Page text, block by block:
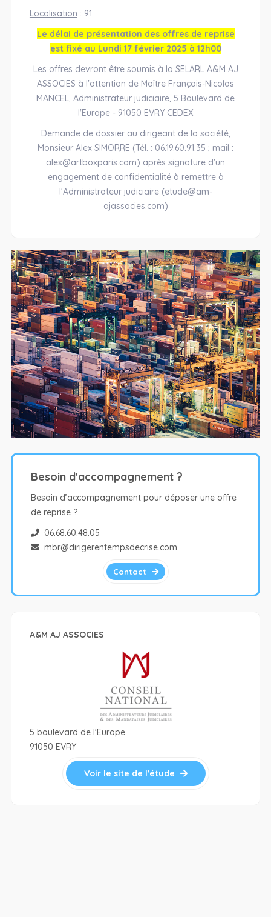
Localisation : 91
Le délai de présentation des offres de reprise
est fixé au Lundi 17 février 2025 à 12h00
Les offres devront être soumis à la SELARL A&M AJ
ASSOCIES à l'attention de Maître François-Nicolas
MANCEL, Administrateur judiciaire, 5 Boulevard de
l'Europe - 91050 EVRY CEDEX
Demande de dossier au dirigeant de la société,
Monsieur Alex SIMORRE (Tél. : 06.19.60.91.35 ; mail :
alex@artboxparis.com) après signature d'un
engagement de confidentialité à remettre à
l'Administrateur judiciaire (etude@am-
ajassocies.com)
Besoin d'accompagnement ?
Besoin d’accompagnement pour déposer une offre
de reprise ?
06.68.60.48.05
mbr@dirigerentempsdecrise.com
Contact
A&M AJ ASSOCIES
5 boulevard de l'Europe
91050 EVRY
Voir le site de l'étude